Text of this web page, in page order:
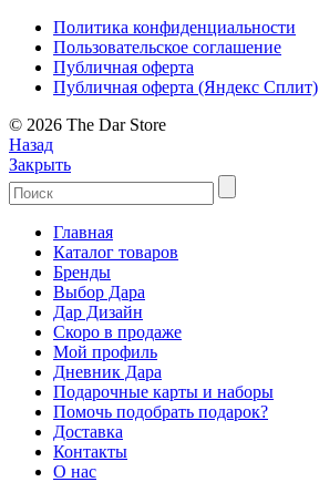
Политика конфиденциальности
Пользовательское соглашение
Публичная оферта
Публичная оферта (Яндекс Сплит)
© 2026 The Dar Store
Назад
Закрыть
Главная
Каталог товаров
Бренды
Выбор Дара
Дар Дизайн
Скоро в продаже
Мой профиль
Дневник Дара
Подарочные карты и наборы
Помочь подобрать подарок?
Доставка
Контакты
О нас